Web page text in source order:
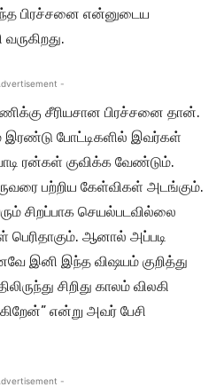
பிரச்சனை என்னுடைய
-
சீரியசான பிரச்சனை தான்.
இரண்டு போட்டிகளில் இவர்கள்
ரன்கள் குவிக்க வேண்டும்.
பற்றிய கேள்விகள் அடங்கும்.
சிறப்பாக செயல்படவில்லை
ஆனால் அப்படி
இனி இந்த விஷயம் குறித்து
சிறிது காலம் விலகி
என்று அவர் பேசி
-